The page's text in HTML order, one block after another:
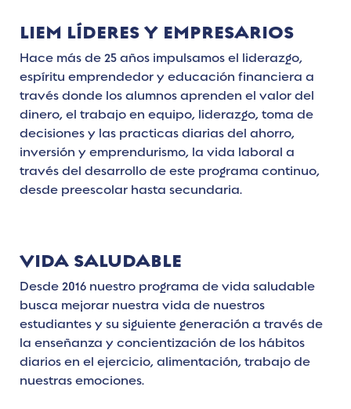
LIEM LÍDERES Y EMPRESARIOS
Hace más de 25 años impulsamos el liderazgo,
espíritu emprendedor y educación financiera a
través donde los alumnos aprenden el valor del
dinero, el trabajo en equipo, liderazgo, toma de
decisiones y las practicas diarias del ahorro,
inversión y emprendurismo, la vida laboral a
través del desarrollo de este programa continuo,
desde preescolar hasta secundaria.
VIDA SALUDABLE
Desde 2016 nuestro programa de vida saludable
busca mejorar nuestra vida de nuestros
estudiantes y su siguiente generación a través de
la enseñanza y concientización de los hábitos
diarios en el ejercicio, alimentación, trabajo de
nuestras emociones.